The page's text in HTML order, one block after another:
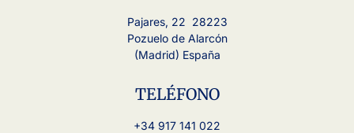
Pajares, 22 28223
Pozuelo de Alarcón
(Madrid) España
TELÉFONO
+34 917 141 022